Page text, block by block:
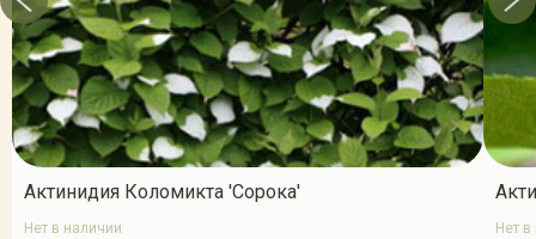
Актинидия Коломикта 'Сорока'
Нет в наличии Нет